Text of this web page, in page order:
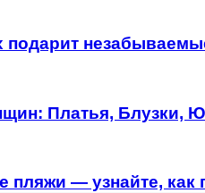
подарит
Платья, Блузки,
— узнайте,